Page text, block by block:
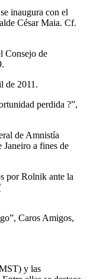
inaugura con el
César Maia. Cf.
Consejo de
de 2011.
perdida ?”,
de Amnistía
a fines de
por Rolnik ante la
Caros Amigos,
y las